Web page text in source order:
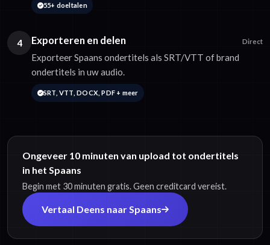
55+ doeltalen
4 Exporteren en delen Direct
Exporteer Spaans ondertitels als SRT/VTT of brand
ondertitels in uw audio.
SRT, VTT, DOCX, PDF + meer
Ongeveer 10 minuten van upload tot ondertitels
in het Spaans
Begin met 30 minuten gratis. Geen creditcard vereist.
Vertaal Deens naar Spaans